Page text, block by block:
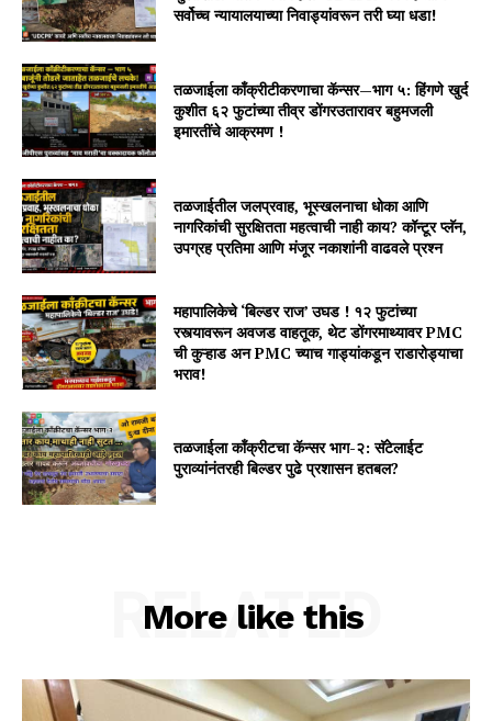
सर्वोच्च न्यायालयाच्या निवाड्यांवरून तरी घ्या धडा!
तळजाईला काँक्रीटीकरणाचा कॅन्सर—भाग ५: हिंगणे खुर्द
कुशीत ६२ फुटांच्या तीव्र डोंगरउतारावर बहुमजली
इमारतींचे आक्रमण !
तळजाईतील जलप्रवाह, भूस्खलनाचा धोका आणि
नागरिकांची सुरक्षितता महत्वाची नाही काय? कॉन्टूर प्लॅन,
उपग्रह प्रतिमा आणि मंजूर नकाशांनी वाढवले प्रश्न
महापालिकेचे ‘बिल्डर राज’ उघड ! १२ फुटांच्या
रस्त्यावरून अवजड वाहतूक, थेट डोंगरमाथ्यावर PMC
ची कुऱ्हाड अन PMC च्याच गाड्यांकडून राडारोड्याचा
भराव!
तळजाईला कॉंक्रीटचा कॅन्सर भाग-२: सॅटेलाईट
पुराव्यांनंतरही बिल्डर पुढे प्रशासन हतबल?
More like this
RELATED